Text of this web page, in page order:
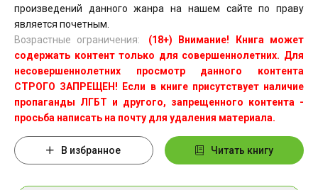
произведений данного жанра на нашем сайте по праву
является почетным.
Возрастные ограничения:
(18+) Внимание! Книга может
содержать контент только для совершеннолетних. Для
несовершеннолетних просмотр данного контента
СТРОГО ЗАПРЕЩЕН! Если в книге присутствует наличие
пропаганды ЛГБТ и другого, запрещенного контента -
просьба написать на почту для удаления материала.
В избранное Читать книгу